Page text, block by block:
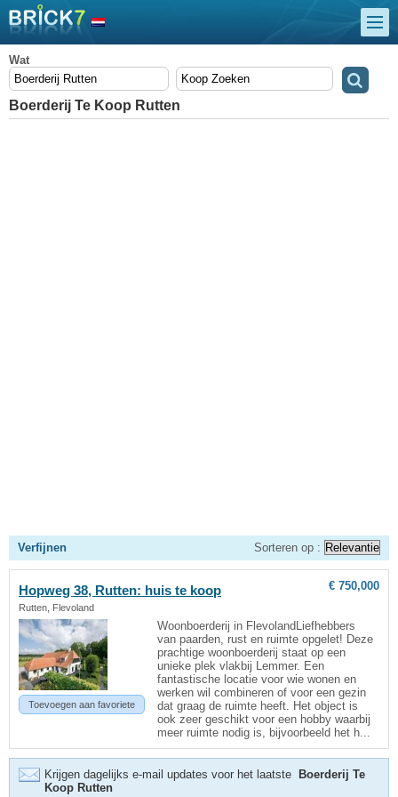
Wat
Boerderij Te Koop Rutten
Verfijnen Sorteren op :
Hopweg 38, Rutten: huis te koop
Rutten, Flevoland
€ 750,000
Toevoegen aan favoriete
Woonboerderij in FlevolandLiefhebbers
van paarden, rust en ruimte opgelet! Deze
prachtige woonboerderij staat op een
unieke plek vlakbij Lemmer. Een
fantastische locatie voor wie wonen en
werken wil combineren of voor een gezin
dat graag de ruimte heeft. Het object is
ook zeer geschikt voor een hobby waarbij
meer ruimte nodig is, bijvoorbeeld het h...
Krijgen dagelijks e-mail updates voor het laatste Boerderij Te
Koop Rutten